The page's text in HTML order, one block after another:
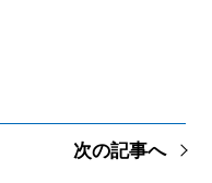
次の記事へ